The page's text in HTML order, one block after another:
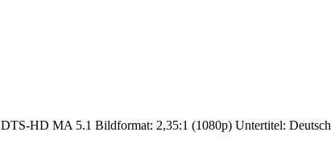
HD MA 5.1 Bildformat: 2,35:1 (1080p) Untertitel: Deutsch